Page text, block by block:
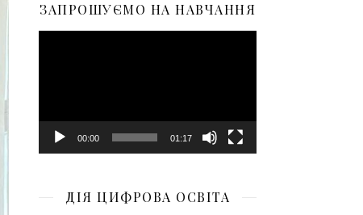
ЗАПРОШУЄМО НА НАВЧАННЯ
00:00 01:17
ДІЯ ЦИФРОВА ОСВІТА